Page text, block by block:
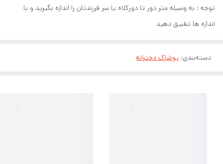
توجه : به وسیله متر دور تا دورکلاه یا سر فرزندتان را اندازه بگیرید و با
اندازه ها تطبیق دهید
دسته‌بندی: پوشاک دخترانه